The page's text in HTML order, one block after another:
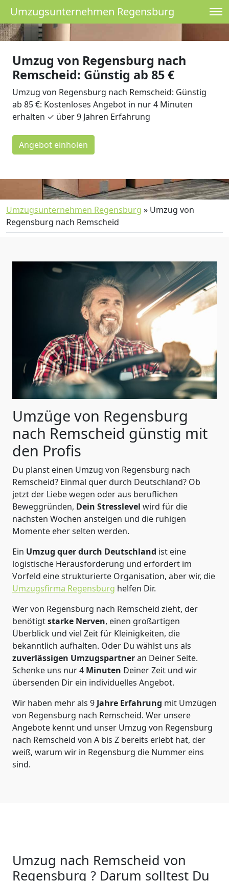
Umzugsunternehmen Regensburg
Umzug von Regensburg nach
Remscheid: Günstig ab 85 €
Umzug von Regensburg nach Remscheid: Günstig
ab 85 €: Kostenloses Angebot in nur 4 Minuten
erhalten ✓ über 9 Jahren Erfahrung
Angebot einholen
Umzugsunternehmen Regensburg » Umzug von
Regensburg nach Remscheid
Umzüge von Regensburg
nach Remscheid günstig mit
den Profis
Du planst einen Umzug von Regensburg nach
Remscheid? Einmal quer durch Deutschland? Ob
jetzt der Liebe wegen oder aus beruflichen
Beweggründen, Dein Stresslevel wird für die
nächsten Wochen ansteigen und die ruhigen
Momente eher selten werden.
Ein Umzug quer durch Deutschland ist eine
logistische Herausforderung und erfordert im
Vorfeld eine strukturierte Organisation, aber wir, die
Umzugsfirma Regensburg helfen Dir.
Wer von Regensburg nach Remscheid zieht, der
benötigtstarke Nerven, einen großartigen
Überblick und viel Zeit für Kleinigkeiten, die
bekanntlich aufhalten. Oder Du wählst uns als
zuverlässigen Umzugspartneran Deiner Seite.
Schenke uns nur4 Minuten Deiner Zeit und wir
übersenden Dir ein individuelles Angebot.
Wir haben mehr als 9 Jahre Erfahrung mit Umzügen
von Regensburg nach Remscheid. Wer unsere
Angebote kennt und unser Umzug von Regensburg
nach Remscheid von A bis Z bereits erlebt hat, der
weiß, warum wir in Regensburg die Nummer eins
sind.
Umzug nach Remscheid von
Regensburg ? Darum solltest Du